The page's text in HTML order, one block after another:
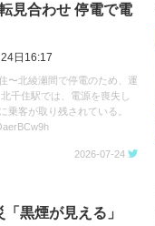
見合わせ 停電で電
日16:17
〜北綾瀬間で停電のため、運
千住駅では、電源を喪失し
乗客が取り残されている。
2026-07-24
黒煙が見える」